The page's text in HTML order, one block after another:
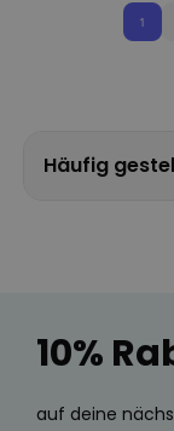
1
Häufig
10%
auf deine